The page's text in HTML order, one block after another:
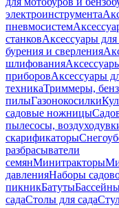
электроинструмента
пневмосистем
станковАксессуары
бурения и сверления
шлифования
приборовАксессуары
техникаТриммеры,
пилыГазонокосилки
садовые ножницы
пылесосы,
скарификаторы
разбрасыватели
семянМинитракторы
давленияНаборы
пикникБатуты
садаСтолы для сада